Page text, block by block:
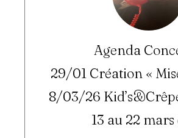
Agenda
29/01 Création «
8/03/26
13 au 22